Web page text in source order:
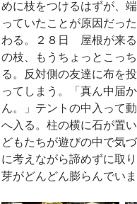
めに枝をつけるはずが、
っていたことが原因だっ
わる。２８日 屋根が来る
の枝、もうちょっとこっ
る。反対側の友達に布を
ってしまう。「真ん中届
ん。」テントの中入って
へ入る。柱の横に石が置
どもたちが遊びの中で気
に考えながら諦めずに取
芽がどんどん膨らんでいま